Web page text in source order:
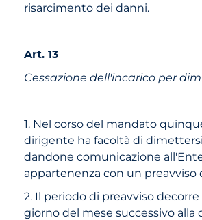
risarcimento dei danni.
Art. 13
Cessazione dell'incarico per
1. Nel corso del mandato
dirigente ha facoltà di
dandone comunicazione
appartenenza con un preavviso
2. Il periodo di preavviso
giorno del mese successivo alla